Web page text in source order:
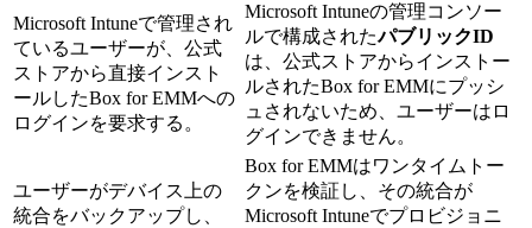
Microsoft Intuneで管理され
ているユーザーが、公式
ストアから直接インスト
ールしたBox for EMMへの
ログインを要求する。
Microsoft Intuneの管理コンソー
ルで構成されたパブリックID
は、公式ストアからインストー
ルされたBox for EMMにプッシ
ュされないため、ユーザーはロ
グインできません。
ユーザーがデバイス上の
統合をバックアップし、
Box for EMMはワンタイムトー
クンを検証し、その統合が
Microsoft Intuneでプロビジョニ